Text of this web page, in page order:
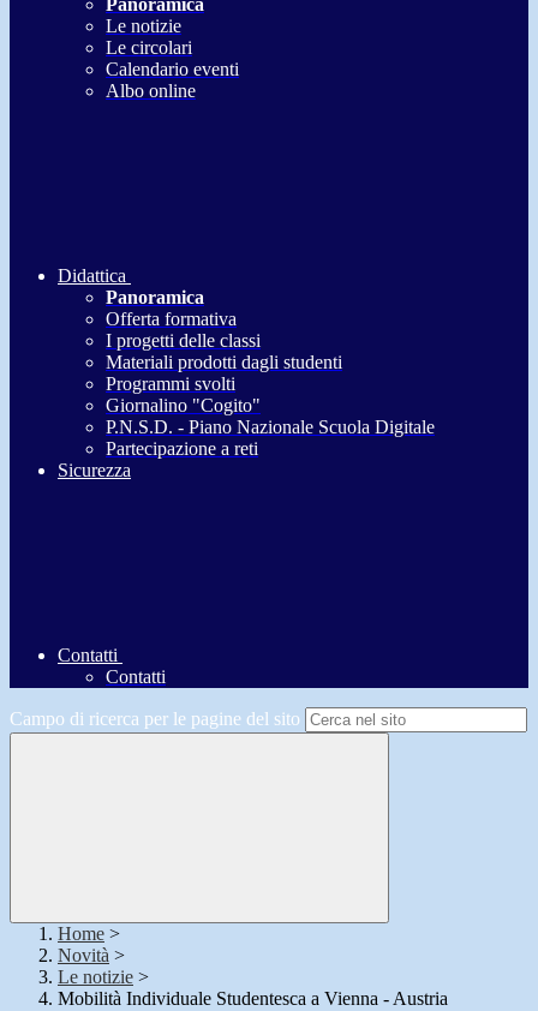
Panoramica
Le notizie
Le circolari
Calendario eventi
Albo online
Didattica
Panoramica
Offerta formativa
I progetti delle classi
Materiali prodotti dagli studenti
Programmi svolti
Giornalino "Cogito"
P.N.S.D. - Piano Nazionale Scuola Digitale
Partecipazione a reti
Sicurezza
Contatti
Contatti
Campo di ricerca per le pagine del sito
Home >
Novità >
Le notizie >
Mobilità Individuale Studentesca a Vienna - Austria